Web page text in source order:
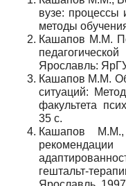
вузе:
методы
Кашапов М.М.
Ярославль:
Кашапов М.М.
ситуаций:
факультета
35 с.
Кашапов
гештальт-